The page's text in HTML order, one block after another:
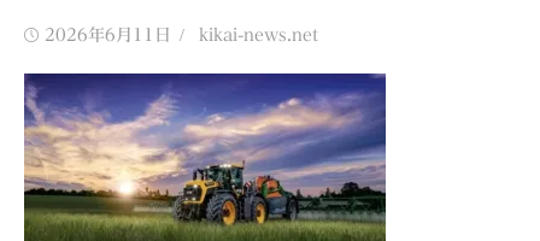
Posted
2026年6月11日 Author
kikai-news.net